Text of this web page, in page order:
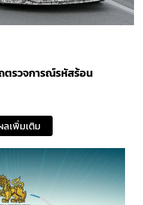
ตรวจการณ์รหัสร้อน
เพิ่มเติม